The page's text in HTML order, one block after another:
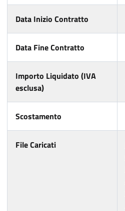
Data Inizio Contratto
Data Fine Contratto
Importo Liquidato (IVA
esclusa)
Scostamento
File Caricati